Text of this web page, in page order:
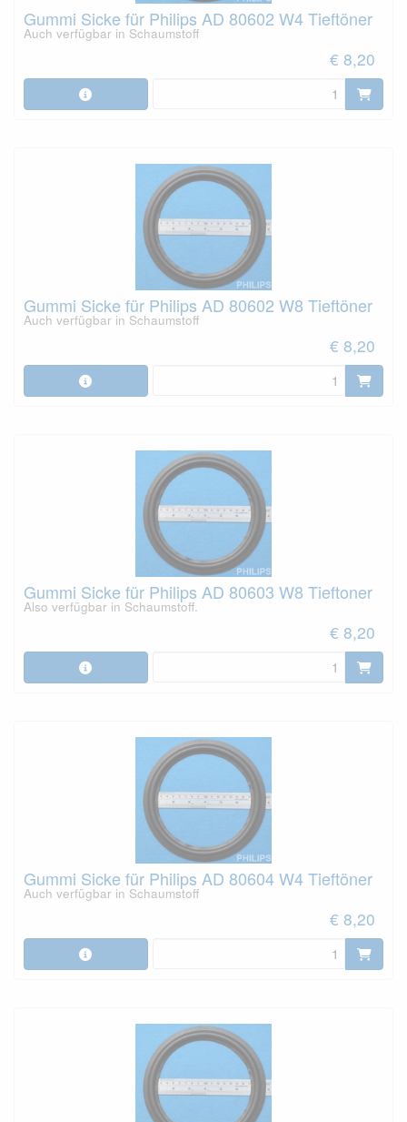
Gummi Sicke für Philips AD 80602 W4 Tieftöner
Auch verfügbar in Schaumstoff
€ 8,20
Gummi Sicke für Philips AD 80602 W8 Tieftöner
Auch verfügbar in Schaumstoff
€ 8,20
Gummi Sicke für Philips AD 80603 W8 Tieftoner
Also verfügbar in Schaumstoff.
€ 8,20
Gummi Sicke für Philips AD 80604 W4 Tieftöner
Auch verfügbar in Schaumstoff
€ 8,20